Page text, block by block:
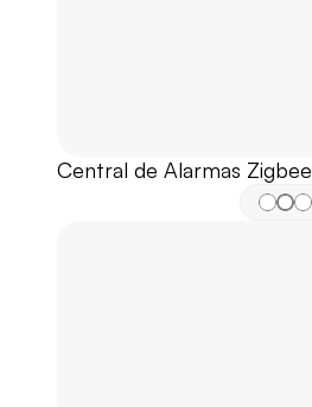
Central de Alarmas Zigbee